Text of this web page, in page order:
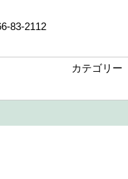
83-2112
カテゴリー